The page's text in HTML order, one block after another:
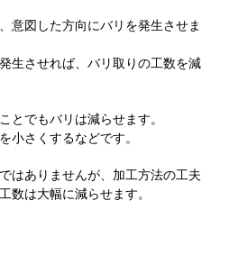
意図した方向にバリを発生させま
生させれば、バリ取りの工数を減
とでもバリは減らせます。
小さくするなどです。
はありませんが、加工方法の工夫
数は大幅に減らせます。